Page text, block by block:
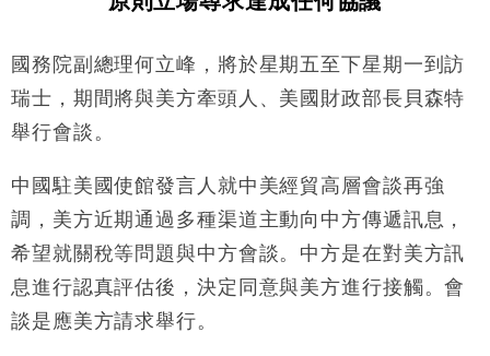
元以下
可多飛一程
14:50
地產｜大酒店中期轉賺2300萬元 斥21億翻新香港及
12:30
手
11:40
財經｜黑石傳再籌逾360億美元 支援Anthropic租用
Google晶片
10:57
財經｜美商務部擬擴大金屬關稅範圍 14類產品或加徵
25%
國務院副總理何立峰，將於星期五至下星期一到訪
瑞士，期間將與美方牽頭人、美國財政部長貝森特
舉行會談。
中國駐美國使館發言人就中美經貿高層會談再強
調，美方近期通過多種渠道主動向中方傳遞訊息，
希望就關稅等問題與中方會談。中方是在對美方訊
息進行認真評估後，決定同意與美方進行接觸。會
談是應美方請求舉行。